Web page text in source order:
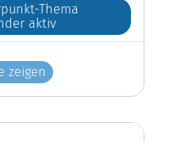
Thema
aktiv
zeigen